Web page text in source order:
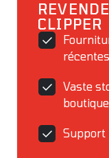
CLIPPER
récentes
Vaste
Support